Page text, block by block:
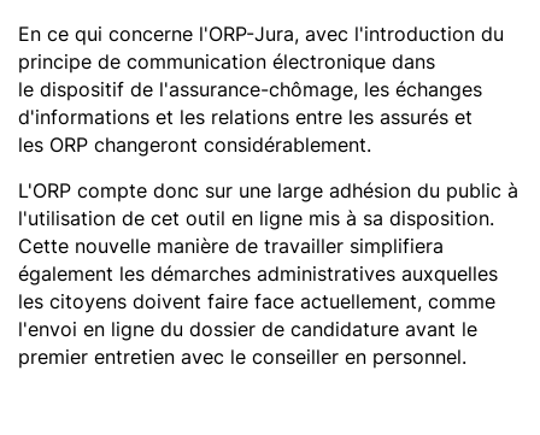
En ce qui concerne l'ORP-Jura, avec l'introduction du
principe de communication électronique dans
le dispositif de l'assurance-chômage, les échanges
d'informations et les relations entre les assurés et
les ORP changeront considérablement.
L'ORP compte donc sur une large adhésion du public à
l'utilisation de cet outil en ligne mis à sa disposition.
Cette nouvelle manière de travailler simplifiera
également les démarches administratives auxquelles
les citoyens doivent faire face actuellement, comme
l'envoi en ligne du dossier de candidature avant le
premier entretien avec le conseiller en personnel.